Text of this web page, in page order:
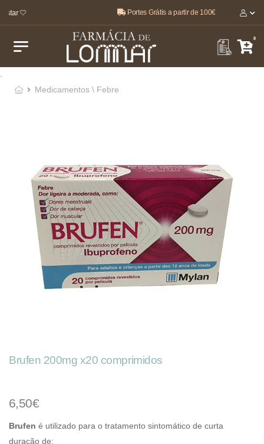
🤍 Portes Grátis a partir de 100€
0
Medicamentos \ Febre
Brufen 200mg x20 comprimidos
6,50€
Brufen é utilizado para o tratamento sintomático de curta
duração de: